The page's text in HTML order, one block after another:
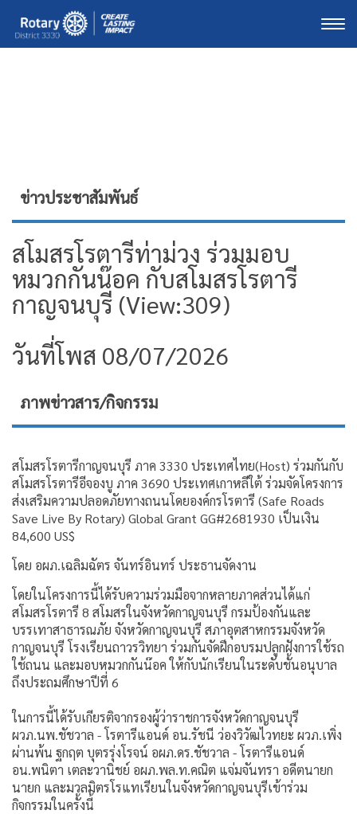
ข่าวประชาสัมพันธ์
สโมสรโรตารีท่าม่วง ร่วมมอบ
หมวกกันน๊อค กับสโมสรโรตารี
กาญจนบุรี (View:309)
วันที่โพส 08/07/2026
ภาพข่าวสาร/กิจกรรม
สโมสรโรตารีกาญจนบุรี ภาค 3330 ประเทศไทย(Host) ร่วมกันกับ
สโมสรโรตารีอีจองบู ภาค 3690 ประเทศเกาหลีใต้ ร่วมจัดโครงการ
ส่งเสริมความปลอดภัยทางถนนโดยองค์กรโรตารี (Safe Roads
Save Live By Rotary) Global Grant GG#2681930 เป็นเงิน
84,600 US$
โดย อผภ.เฉลิมฉัตร จันทร์อินทร์ ประธานจัดงาน
โดยในโครงการนี้ได้รับความร่วมมือจากหลายภาคส่วนได้แก่
สโมสรโรตารี 8 สโมสรในจังหวัดกาญจนบุรี กรมป้องกันและ
บรรเทาสาธารณภัย จังหวัดกาญจนบุรี สภาอุตสาหกรรมจังหวัด
กาญจนบุรี โรงเรียนถาวรวิทยา ร่วมกันจัดฝึกอบรมปลูกฝังการใช้รถ
ใช้ถนน และมอบหมวกกันน๊อค ให้กับนักเรียนในระดับชั้นอนุบาล
ถึงประถมศึกษาปีที่ 6
ในการนี้ได้รับเกียรติจากรองผู้ว่าราชการจังหวัดกาญจนบุรี
ผวภ.นพ.ชัชวาล - โรตารีแอนด์ อน.รัชนี ว่องวิวัฒไวทยะ ผวภ.เพิ่ง
ผ่านพ้น ฐกฤต บุตรรุ่งโรจน์ อผภ.ดร.ชัชวาล - โรตารีแอนด์
อน.พนิตา เตละวานิชย์ อผภ.พล.ท.คณิต แจ่มจันทรา อดีตนายก
นายก และมวลมิตรโรแทเรียนในจังหวัดกาญจนบุรีเข้าร่วม
กิจกรรมในครั้งนี้